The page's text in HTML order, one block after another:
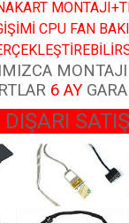
CPU FAN
6 AY